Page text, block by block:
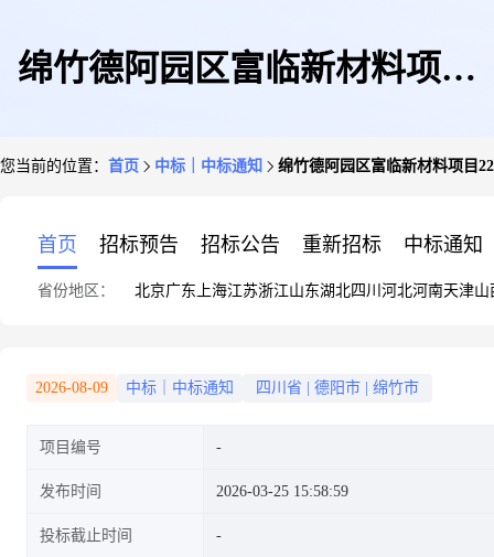
绵竹德阿园区富临新材料项目
您当前的位置： 首页 中标｜中标通知 绵竹德阿园区富临新材料项目
首页 招标预告 招标公告 重新招标 中标通知
省份地区： 北京广东 上海江苏浙江山东湖北四川 河北河南天津山
2026-08-09 中标｜中标通知 四川省 德阳市 绵竹市
项目编号
发布时间 2026-03-25 15:58:59
投标截止时间